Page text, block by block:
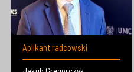
Aplikant radcowski